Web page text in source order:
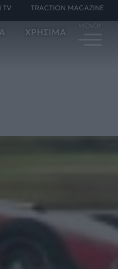
TV TRACTION MAGAZINE
ΧΡΗΣΙΜΑ